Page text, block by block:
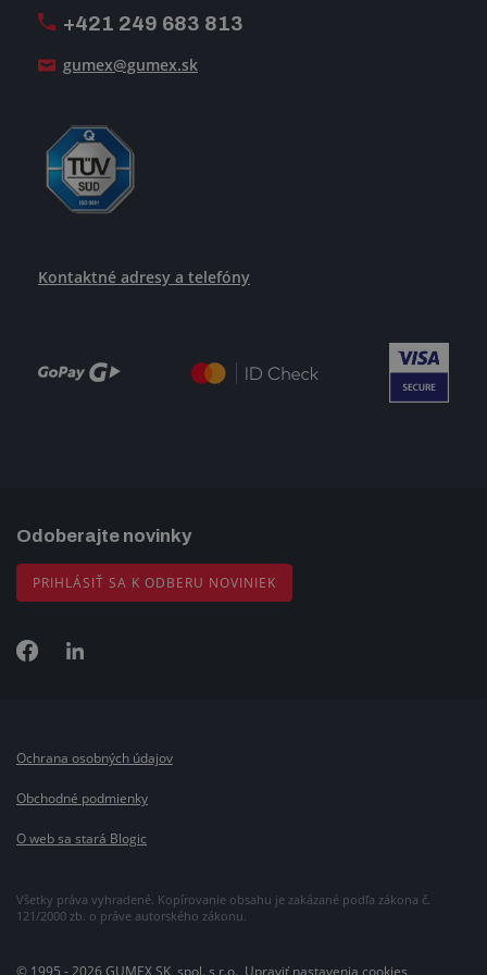
+421 249 683 813
gumex@gumex.sk
Kontaktné adresy a telefóny
Odoberajte novinky
PRIHLÁSIŤ SA K ODBERU NOVINIEK
Všetky práva vyhradené. Kopírovanie obsahu je zakázané podľa zákona č.
121/2000 zb. o práve autorského zákonu.
Ochrana osobných údajov
Obchodné podmienky
O web sa stará Blogic
© 1995 - 2026 GUMEX SK, spol. s r.o., Upraviť nastavenia cookies